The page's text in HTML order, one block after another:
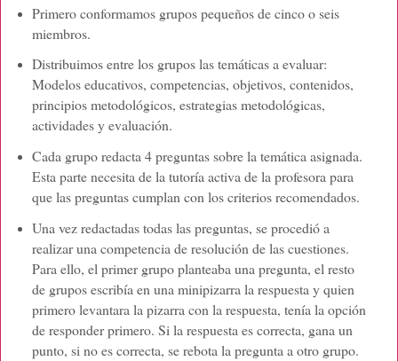
Primero conformamos grupos pequeños de cinco o seis
miembros.
Distribuimos entre los grupos las temáticas a evaluar:
Modelos educativos, competencias, objetivos, contenidos,
principios metodológicos, estrategias metodológicas,
actividades y evaluación.
Cada grupo redacta 4 preguntas sobre la temática asignada.
Esta parte necesita de la tutoría activa de la profesora para
que las preguntas cumplan con los criterios recomendados.
Una vez redactadas todas las preguntas, se procedió a
realizar una competencia de resolución de las cuestiones.
Para ello, el primer grupo planteaba una pregunta, el resto
de grupos escribía en una minipizarra la respuesta y quien
primero levantara la pizarra con la respuesta, tenía la opción
de responder primero. Si la respuesta es correcta, gana un
punto, si no es correcta, se rebota la pregunta a otro grupo.